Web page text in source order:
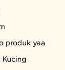
produk yaa